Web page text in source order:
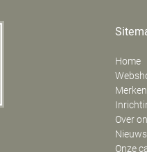
Home
Merken
Over
Nieuws
Onze